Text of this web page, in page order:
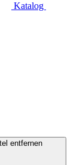
Katalog
entfernen